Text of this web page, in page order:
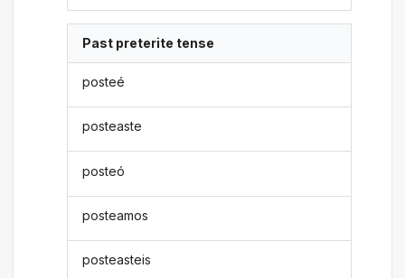
Past preterite tense
posteé
posteaste
posteó
posteamos
posteasteis